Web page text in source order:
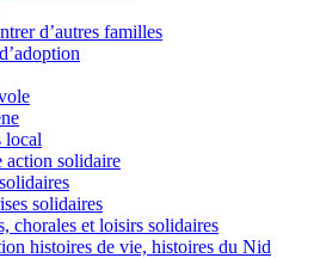
d’autres familles
local
action solidaire
solidaires
chorales et loisirs solidaires
histoires de vie, histoires du Nid